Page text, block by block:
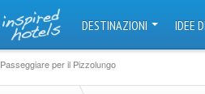
DESTINAZIONI IDEE
Passeggiare per il Pizzolungo